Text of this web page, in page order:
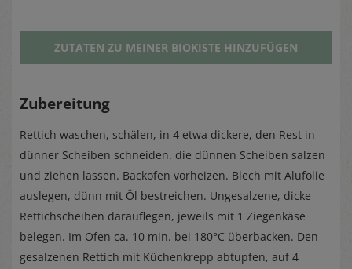
ZUTATEN ZU MEINER BIOKISTE HINZUFÜGEN
Zubereitung
Rettich waschen, schälen, in 4 etwa dickere, den Rest in
dünner Scheiben schneiden. die dünnen Scheiben salzen
und ziehen lassen. Backofen vorheizen. Blech mit Alufolie
auslegen, dünn mit Öl bestreichen. Ungesalzene, dicke
Rettichscheiben darauflegen, jeweils mit 1 Ziegenkäse
belegen. Im Ofen ca. 10 min. bei 180°C überbacken. Den
gesalzenen Rettich mit Küchenkrepp abtupfen, auf 4